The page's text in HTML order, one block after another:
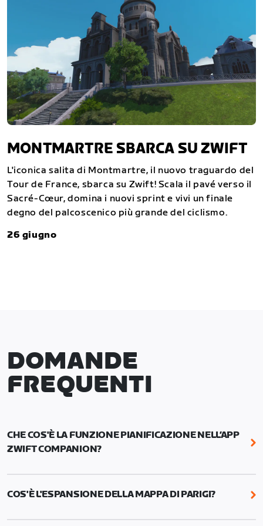
MONTMARTRE SBARCA SU ZWIFT
L'iconica salita di Montmartre, il nuovo traguardo del
Tour de France, sbarca su Zwift! Scala il pavé verso il
Sacré-Cœur, domina i nuovi sprint e vivi un finale
degno del palcoscenico più grande del ciclismo.
26 giugno
DOMANDE
FREQUENTI
CHE COS'È LA FUNZIONE PIANIFICAZIONE NELL’APP
ZWIFT COMPANION?
Con la funzione Pianificazione della Zwift
Companion organizzi la tua settimana in un attimo:
programma allenamenti, percorsi specifici, eventi
COS'È L'ESPANSIONE DELLA MAPPA DI PARIGI?
L'espansione della mappa di Parigi aggiunge